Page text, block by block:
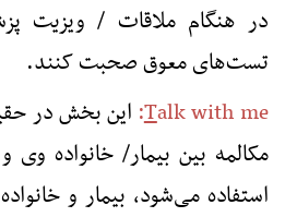
در هنگام ملاقات / ویزیت
تست‌های معوق صحبت کنند.
alk with me
T
: این بخش در
مکالمه بین بیمار/ خانواده
استفاده می‌شود، بیمار و